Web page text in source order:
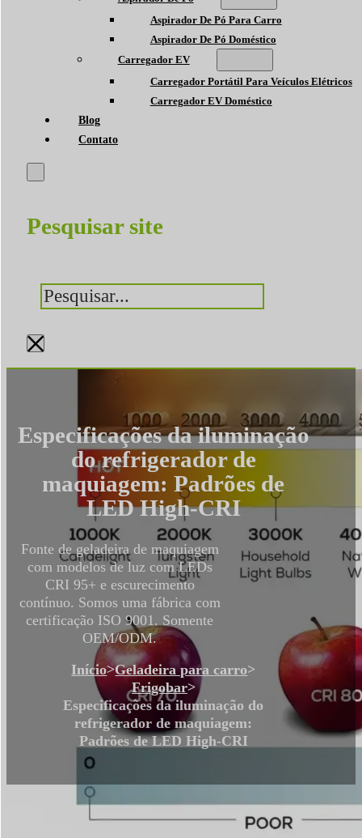
Aspirador De Pó Para Carro
Aspirador De Pó Doméstico
Carregador EV
Carregador Portátil Para Veículos Elétricos
Carregador EV Doméstico
Blog
Contato
Pesquisar site
Pesquisar
×
Especificações da iluminação
do refrigerador de
maquiagem: Padrões de
LED High-CRI
Fonte de geladeira de maquiagem
com modelos de luz com LEDs
CRI 95+ e escurecimento
contínuo. Somos uma fábrica com
certificação ISO 9001. Somente
OEM/ODM.
Início>Geladeira para carro>
Frigobar>
Especificações da iluminação do
refrigerador de maquiagem:
Padrões de LED High-CRI